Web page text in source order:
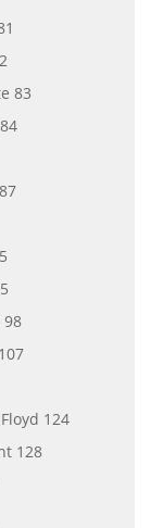
83
98
124
128